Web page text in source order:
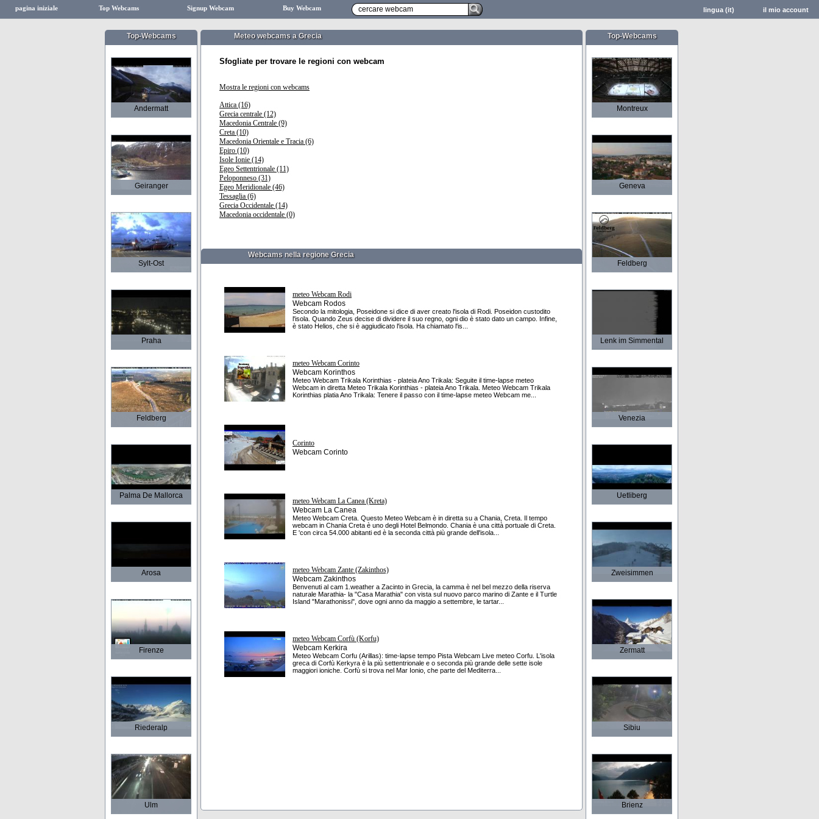
pagina iniziale Top Webcams Signup Webcam Buy Webcam il mio account
lingua (it)
Top-Webcams
Andermatt
Geiranger
Sylt-Ost
Praha
Feldberg
Palma De Mallorca
Arosa
Firenze
Riederalp
Ulm
Meteo webcams a Grecia
Sfogliate per trovare le regioni con webcam
Mostra le regioni con webcams
Attica (16)
Grecia centrale (12)
Macedonia Centrale (9)
Creta (10)
Macedonia Orientale e Tracia (6)
Epiro (10)
Isole Ionie (14)
Egeo Settentrionale (11)
Peloponneso (31)
Egeo Meridionale (46)
Tessaglia (6)
Grecia Occidentale (14)
Macedonia occidentale (0)
Webcams nella regione Grecia
meteo Webcam Rodi
Webcam Rodos
Secondo la mitologia, Poseidone si dice di aver creato l'isola di Rodi. Poseidon custodito
l'isola. Quando Zeus decise di dividere il suo regno, ogni dio è stato dato un campo. Infine,
è stato Helios, che si è aggiudicato l'isola. Ha chiamato l'is...
meteo Webcam Corinto
Webcam Korinthos
Meteo Webcam Trikala Korinthias - plateia Ano Trikala: Seguite il time-lapse meteo
Webcam in diretta Meteo Trikala Korinthias - plateia Ano Trikala. Meteo Webcam Trikala
Korinthias platia Ano Trikala: Tenere il passo con il time-lapse meteo Webcam me...
Corinto
Webcam Corinto
meteo Webcam La Canea (Kreta)
Webcam La Canea
Meteo Webcam Creta. Questo Meteo Webcam è in diretta su a Chania, Creta. Il tempo
webcam in Chania Creta è uno degli Hotel Belmondo. Chania è una città portuale di Creta.
E 'con circa 54.000 abitanti ed è la seconda città più grande dell'isola...
meteo Webcam Zante (Zakinthos)
Webcam Zakinthos
Benvenuti al cam 1.weather a Zacinto in Grecia, la camma è nel bel mezzo della riserva
naturale Marathia- la "Casa Marathia" con vista sul nuovo parco marino di Zante e il Turtle
Island "Marathonissi", dove ogni anno da maggio a settembre, le tartar...
meteo Webcam Corfù (Korfu)
Webcam Kerkira
Meteo Webcam Corfu (Arillas): time-lapse tempo Pista Webcam Live meteo Corfu. L'isola
greca di Corfù Kerkyra è la più settentrionale e o seconda più grande delle sette isole
maggiori ioniche. Corfù si trova nel Mar Ionio, che parte del Mediterra...
Top-Webcams
Montreux
Geneva
Feldberg
Lenk im Simmental
Venezia
Uetliberg
Zweisimmen
Zermatt
Sibiu
Brienz